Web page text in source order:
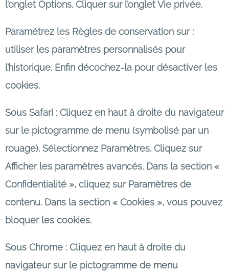
l’onglet Options. Cliquer sur l’onglet Vie privée.
Paramétrez les Règles de conservation sur :
utiliser les paramètres personnalisés pour
l’historique. Enfin décochez-la pour désactiver les
cookies.
Sous Safari : Cliquez en haut à droite du navigateur
sur le pictogramme de menu (symbolisé par un
rouage). Sélectionnez Paramètres. Cliquez sur
Afficher les paramètres avancés. Dans la section «
Confidentialité », cliquez sur Paramètres de
contenu. Dans la section « Cookies », vous pouvez
bloquer les cookies.
Sous Chrome : Cliquez en haut à droite du
navigateur sur le pictogramme de menu